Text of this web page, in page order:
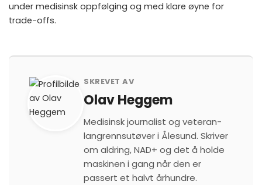
under medisinsk oppfølging og med klare øyne for
trade-offs.
SKREVET AV
Olav Heggem
Medisinsk journalist og veteran-
langrennsutøver i Ålesund. Skriver
om aldring, NAD+ og det å holde
maskinen i gang når den er
passert et halvt århundre.